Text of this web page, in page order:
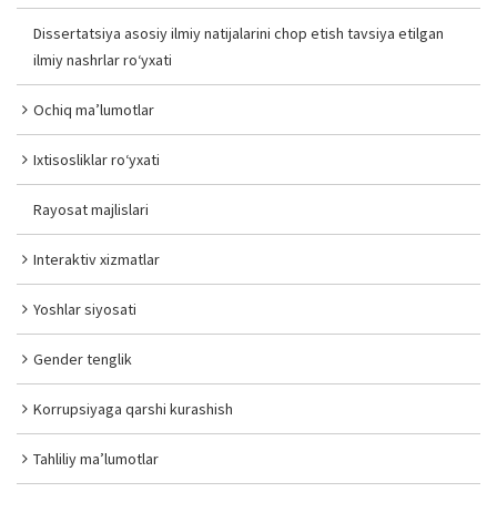
Dissertatsiya asosiy ilmiy natijalarini chop etish tavsiya etilgan
ilmiy nashrlar ro‘yxati
Ochiq ma’lumotlar
Ixtisosliklar ro‘yxati
Rayosat majlislari
Interaktiv xizmatlar
Yoshlar siyosati
Gender tenglik
Korrupsiyaga qarshi kurashish
Tahliliy ma’lumotlar